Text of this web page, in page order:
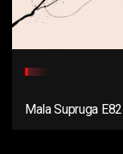
Mala Supruga E82